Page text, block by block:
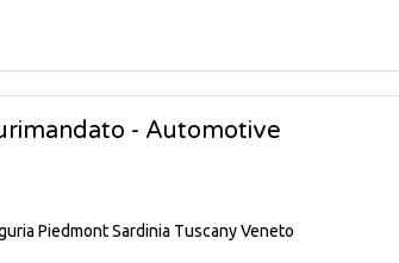
- Automotive
PiedmontSardinia TuscanyVeneto